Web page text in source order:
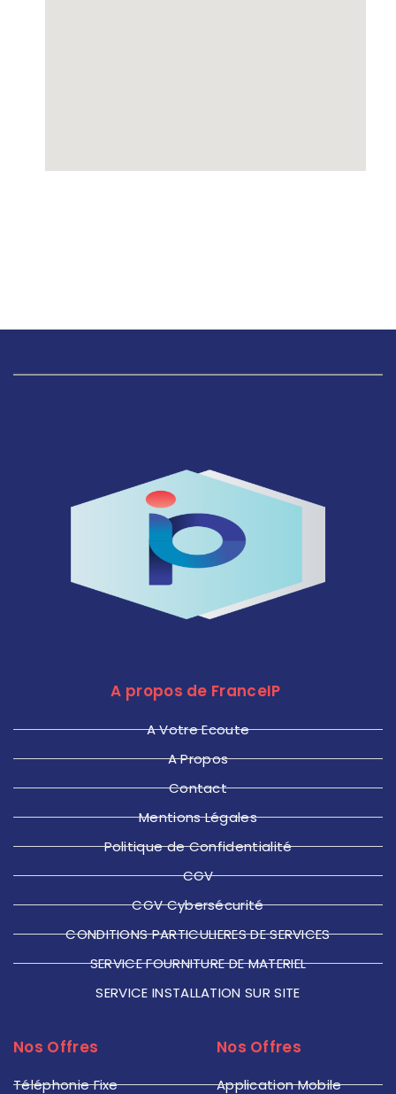
A propos de FranceIP
A Votre Ecoute
A Propos
Contact
Mentions Légales
Politique de Confidentialité
CGV
CGV Cybersécurité
CONDITIONS PARTICULIERES DE SERVICES
SERVICE FOURNITURE DE MATERIEL
SERVICE INSTALLATION SUR SITE
Nos Offres
Téléphonie Fixe
Nos Offres
Application Mobile